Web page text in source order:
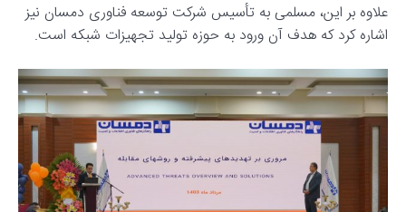
علاوه بر این، مسلمی به تأسیس شرکت توسعه فناوری دمسان نیز
اشاره کرد که هدف آن ورود به حوزه تولید تجهیزات شبکه است.